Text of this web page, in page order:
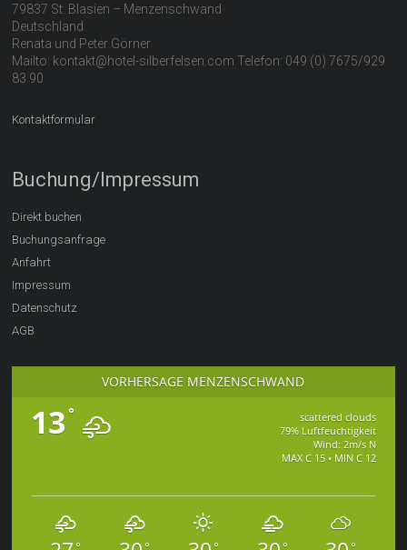
79837 St. Blasien – Menzenschwand
Deutschland
Renata und Peter Görner
Mailto: kontakt@hotel-silberfelsen.com Telefon: 049 (0) 7675/929
83 90
Kontaktformular
Buchung/Impressum
Direkt buchen
Buchungsanfrage
Anfahrt
Impressum
Datenschutz
AGB
VORHERSAGE MENZENSCHWAND
13 °
scattered clouds
79% Luftfeuchtigkeit
Wind: 2m/s N
MAX C 15 • MIN C 12
° ° ° ° °